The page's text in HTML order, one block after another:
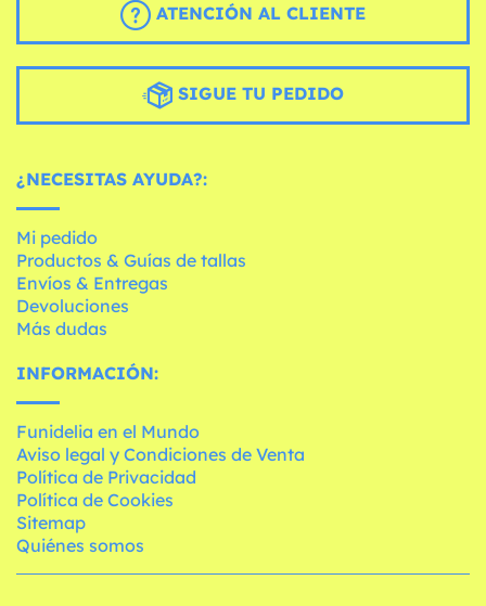
ATENCIÓN AL CLIENTE
SIGUE TU PEDIDO
¿NECESITAS AYUDA?:
Mi pedido
Productos & Guías de tallas
Envíos & Entregas
Devoluciones
Más dudas
INFORMACIÓN:
Funidelia en el Mundo
Aviso legal y Condiciones de Venta
Política de Privacidad
Política de Cookies
Sitemap
Quiénes somos